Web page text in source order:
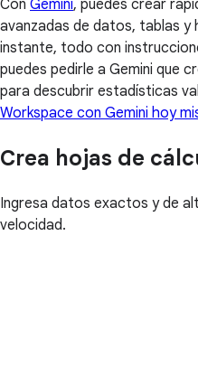
Con Gemini, puedes crear
avanzadas de datos, tablas y
instante, todo con
puedes pedirle a Gemini que
para descubrir estadísticas
Workspace con Gemini hoy
Crea hojas de
Ingresa datos exactos y de
velocidad.